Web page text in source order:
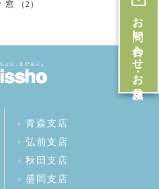
窓 (2)
青森支店
弘前支店
秋田支店
盛岡支店
お問い合わせ・お見積